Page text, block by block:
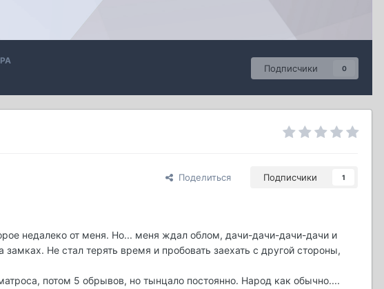
Подписчики 0
Поделиться Подписчики 1
недалеко от меня. Но... меня ждал облом, дачи-дачи-дачи-дачи и
Не стал терять время и пробовать заехать с другой стороны,
потом 5 обрывов, но тынцало постоянно. Народ как обычно....